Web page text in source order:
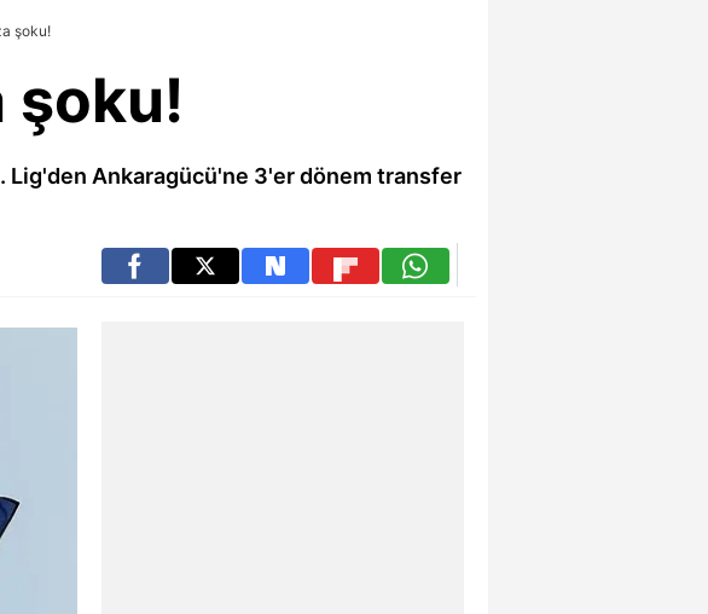
şoku!
şoku!
Lig'den Ankaragücü'ne 3'er dönem transfer